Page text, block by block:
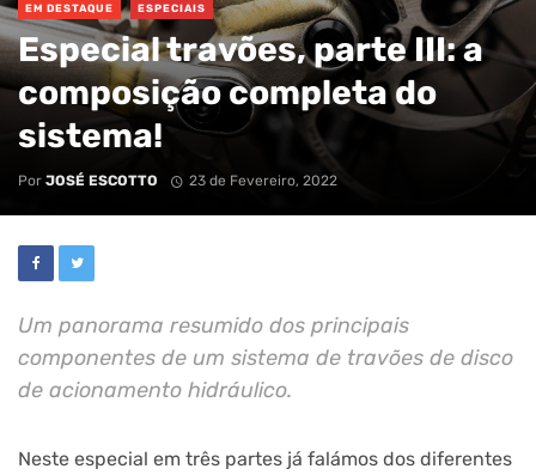
EM DESTAQUE ESPECIAIS
Especial travões, parte III: a
composição completa do
sistema!
Por JOSÉ ESCOTTO 23 de Fevereiro, 2022
Um panorama resumido dos principais
componentes de um sistema de travões de disco
de acionamento hidráulico.
Neste especial em três partes já falámos dos diferentes